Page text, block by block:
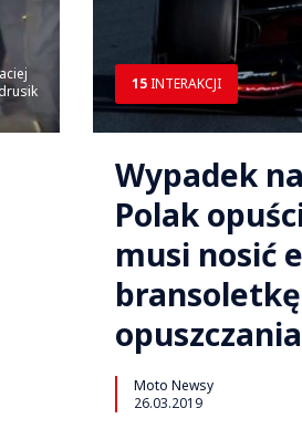
15 INTERAKCJI
Wypadek
Polak
musi nosić
Moto Newsy
26.03.2019